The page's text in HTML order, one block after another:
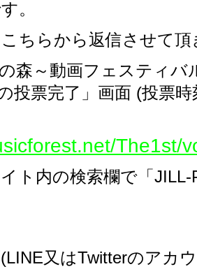
。
ちらから返信させて頂
森～動画フェスティバ
投票完了」画面 (投票
The1st/
イト内の検索欄で「
又はTwitterのアカ